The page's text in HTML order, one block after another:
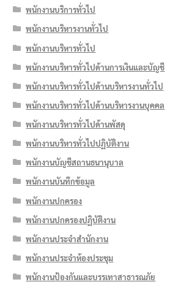
พนักงานบริการทั่วไป
พนักงานบริหารงานทั่วไป
พนักงานบริหารทั่วไป
พนักงานบริหารทั่วไปด้านการเงินและบัญชี
พนักงานบริหารทั่วไปด้านบริหารงานทั่วไป
พนักงานบริหารทั่วไปด้านบริหารงานบุคคล
พนักงานบริหารทั่วไปด้านพัสดุ
พนักงานบริหารทั่วไปปฏิบัติงาน
พนักงานบัญชีสถานธนานุบาล
พนักงานบันทึกข้อมูล
พนักงานปกครอง
พนักงานปกครองปฏิบัติงาน
พนักงานประจำสำนักงาน
พนักงานประจำห้องประชุม
พนักงานป้องกันและบรรเทาสาธารณภัย